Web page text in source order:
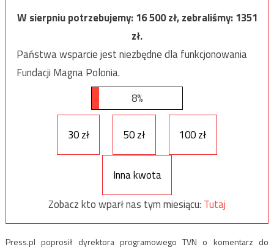
W sierpniu potrzebujemy:16 500zł, zebraliśmy:1351
zł.
Państwa wsparcie jest niezbędne dla funkcjonowania
Fundacji Magna Polonia.
8%
30 zł 50 zł 100 zł
Inna kwota
Zobacz kto wparł nas tym miesiącu: Tutaj
Press.pl poprosił dyrektora programowego TVN o komentarz do